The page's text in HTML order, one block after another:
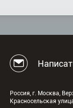
Россия, г. Москва,
Красносельская